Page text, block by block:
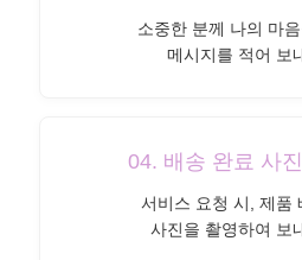
소중한 분께 나의 마
메시지를 적어 보
04. 배송 완료 사
서비스 요청 시, 제품
사진을 촬영하여 보